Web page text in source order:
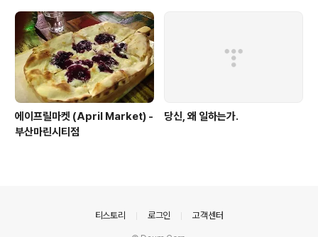
에이프릴마켓 (April Market) -
부산마린시티점
당신, 왜 일하는가.
티스토리 로그인 고객센터